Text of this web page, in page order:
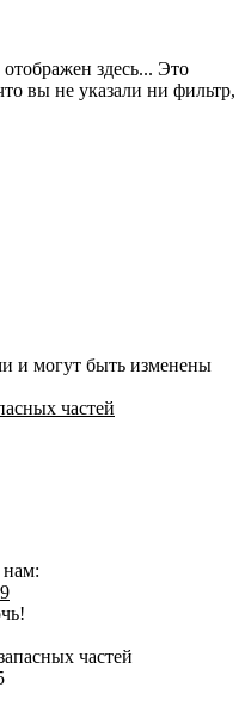
здесь... Это
вы не указали ни фильтр,
и могут быть изменены
частей
нам:
частей